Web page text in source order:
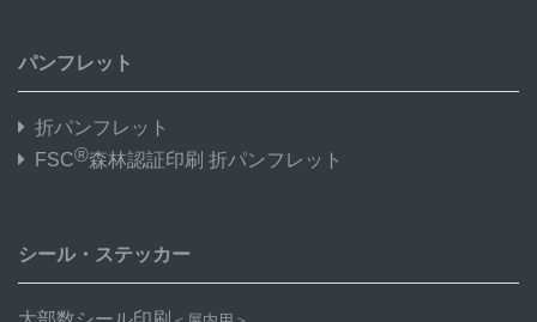
パンフレット
折パンフレット
FSC®森林認証印刷 折パンフレット
シール・ステッカー